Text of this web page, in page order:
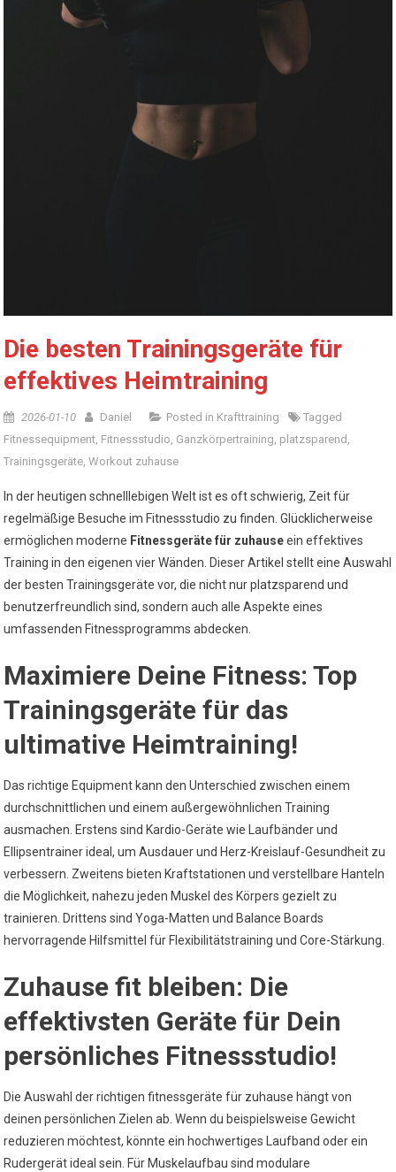
Die besten Trainingsgeräte für
effektives Heimtraining
2026-01-10 Daniel Posted in Krafttraining
Tagged
Fitnessequipment, Fitnessstudio, Ganzkörpertraining, platzsparend ,
Trainingsgeräte,Workout zuhause
In der heutigen schnelllebigen Welt ist es oft schwierig, Zeit für
regelmäßige Besuche im Fitnessstudio zu finden. Glücklicherweise
ermöglichen moderne Fitnessgeräte für zuhauseein effektives
Training in den eigenen vier Wänden. Dieser Artikel stellt eine Auswahl
der besten Trainingsgeräte vor, die nicht nur platzsparend und
benutzerfreundlich sind, sondern auch alle Aspekte eines
umfassenden Fitnessprogramms abdecken.
Maximiere Deine Fitness: Top
Trainingsgeräte für das
ultimative Heimtraining!
Das richtige Equipment kann den Unterschied zwischen einem
durchschnittlichen und einem außergewöhnlichen Training
ausmachen. Erstens sind Kardio-Geräte wie Laufbänder und
Ellipsentrainer ideal, um Ausdauer und Herz-Kreislauf-Gesundheit zu
verbessern. Zweitens bieten Kraftstationen und verstellbare Hanteln
die Möglichkeit, nahezu jeden Muskel des Körpers gezielt zu
trainieren. Drittens sind Yoga-Matten und Balance Boards
hervorragende Hilfsmittel für Flexibilitätstraining und Core-Stärkung.
Zuhause fit bleiben: Die
effektivsten Geräte für Dein
persönliches Fitnessstudio!
Die Auswahl der richtigen fitnessgeräte für zuhause hängt von
deinen persönlichen Zielen ab. Wenn du beispielsweise Gewicht
reduzieren möchtest, könnte ein hochwertiges Laufband oder ein
Rudergerät ideal sein. Für Muskelaufbau sind modulare